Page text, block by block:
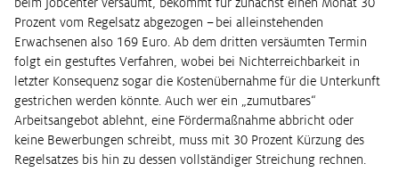
Prozent vom Regelsatz abgezogen – bei alleinstehenden
Erwachsenen also 169 Euro. Ab dem dritten versäumten Termin
folgt ein gestuftes Verfahren, wobei bei Nichterreichbarkeit in
letzter Konsequenz sogar die Kostenübernahme für die Unterkunft
gestrichen werden könnte. Auch wer ein „zumutbares“
Arbeitsangebot ablehnt, eine Fördermaßnahme abbricht oder
keine Bewerbungen schreibt, muss mit 30 Prozent Kürzung des
Regelsatzes bis hin zu dessen vollständiger Streichung rechnen.